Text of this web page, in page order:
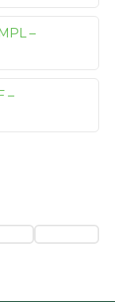
–
–